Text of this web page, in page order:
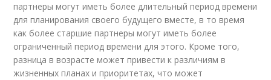
партнеры могут иметь более длительный период времени
для планирования своего будущего вместе, в то время
как более старшие партнеры могут иметь более
ограниченный период времени для этого. Кроме того,
разница в возрасте может привести к различиям в
жизненных планах и приоритетах, что может